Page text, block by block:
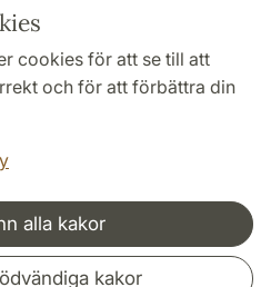
cookies för att se till att
och för att förbättra din
alla kakor
kakor
och nätverk